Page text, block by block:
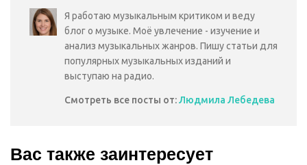
Я работаю музыкальным критиком и веду
блог о музыке. Моё увлечение - изучение и
анализ музыкальных жанров. Пишу статьи для
популярных музыкальных изданий и
выступаю на радио.
Смотреть все посты от:Людмила Лебедева
Вас также заинтересует